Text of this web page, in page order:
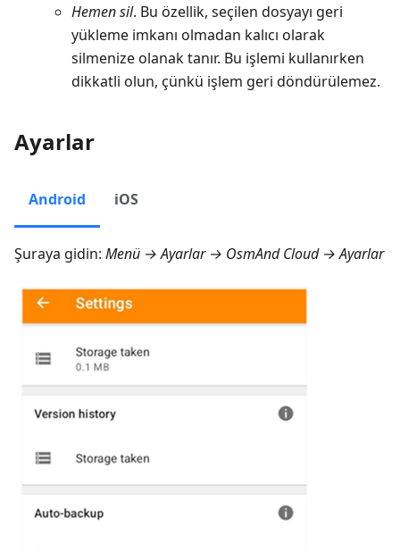
Hemen sil. Bu özellik, seçilen dosyayı geri
yükleme imkanı olmadan kalıcı olarak
silmenize olanak tanır. Bu işlemi kullanırken
dikkatli olun, çünkü işlem geri döndürülemez.
Ayarlar
Android iOS
Şuraya gidin: Menü → Ayarlar → OsmAnd Cloud → Ayarlar